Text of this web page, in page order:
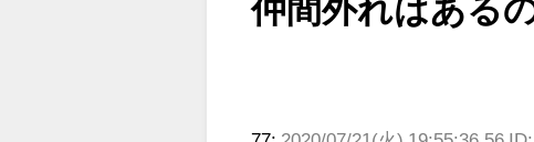
仲間外れはある